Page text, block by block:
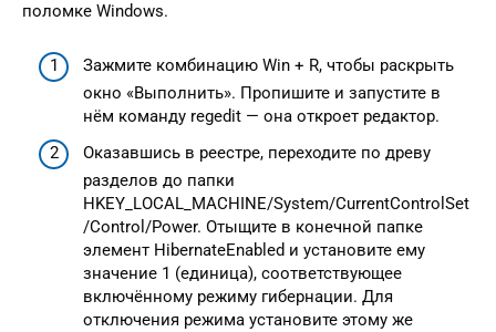
поломке Windows.
Зажмите комбинацию Win + R, чтобы раскрыть
окно «Выполнить». Пропишите и запустите в
нём команду regedit — она откроет редактор.
Оказавшись в реестре, переходите по древу
разделов до папки
HKEY_LOCAL_MACHINE/System/CurrentControlSet
/Control/Power. Отыщите в конечной папке
элемент HibernateEnabled и установите ему
значение 1 (единица), соответствующее
включённому режиму гибернации. Для
отключения режима установите этому же